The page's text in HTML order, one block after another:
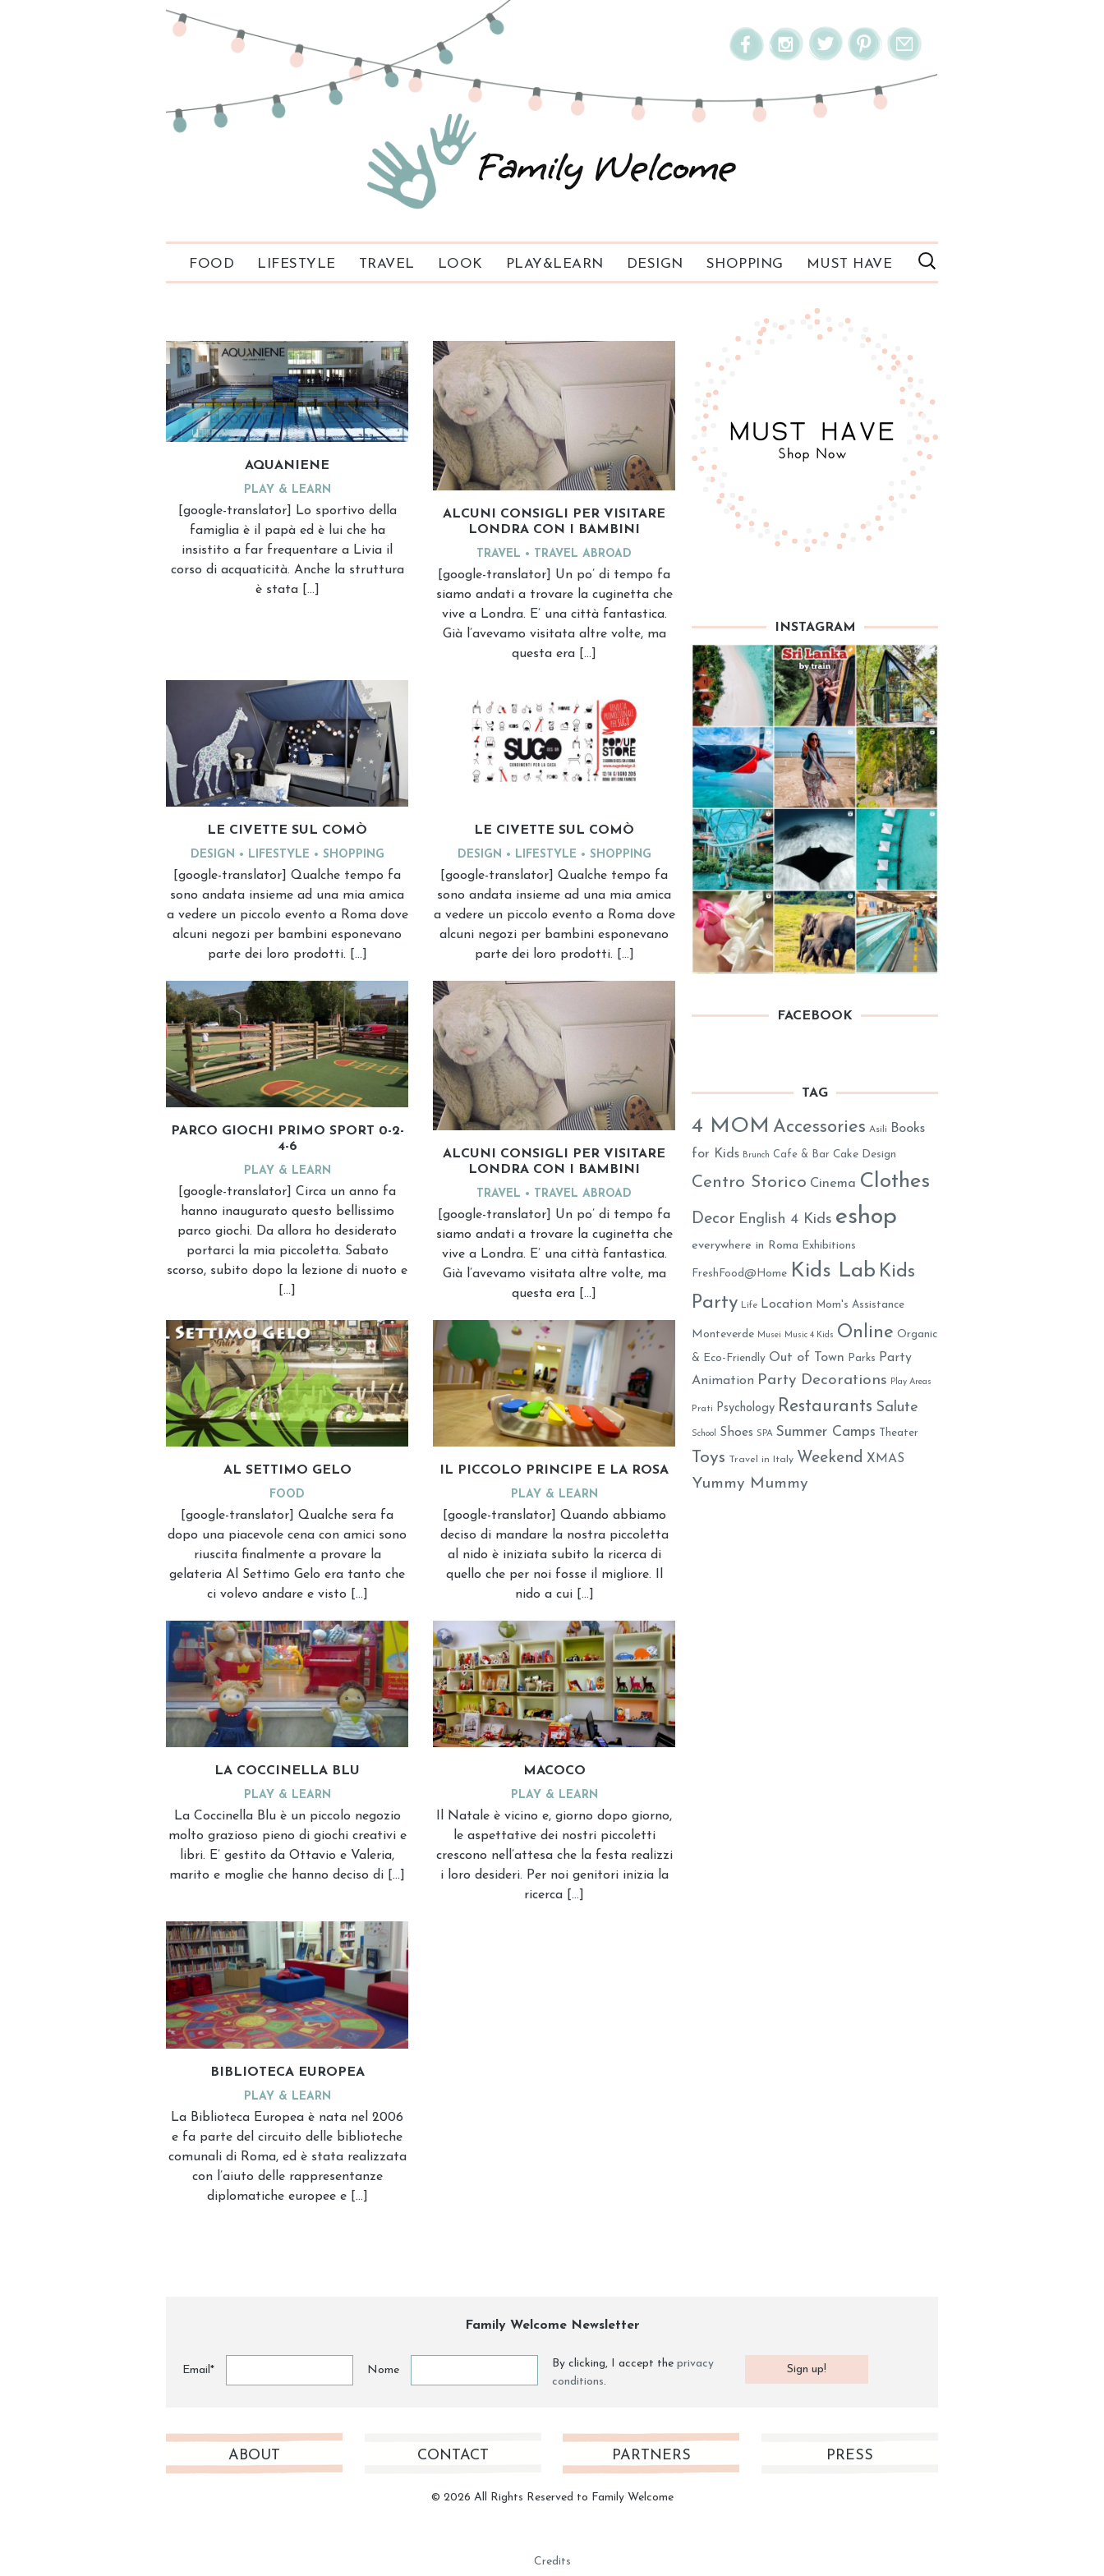
FOOD LIFESTYLE TRAVEL LOOK PLAY&LEARN DESIGN SHOPPING MUST HAVE
AQUANIENE
PLAY & LEARN
[google-translator] Lo sportivo della
famiglia è il papà ed è lui che ha
insistito a far frequentare a Livia il
corso di acquaticità. Anche la struttura
è stata […]
ALCUNI CONSIGLI PER VISITARE
LONDRA CON I BAMBINI
TRAVEL TRAVEL ABROAD
[google-translator] Un po’ di tempo fa
siamo andati a trovare la cuginetta che
vive a Londra. E’ una città fantastica.
Già l’avevamo visitata altre volte, ma
questa era […]
LE CIVETTE SUL COMÒ
DESIGN LIFESTYLE SHOPPING
[google-translator] Qualche tempo fa
sono andata insieme ad una mia amica
a vedere un piccolo evento a Roma dove
alcuni negozi per bambini esponevano
parte dei loro prodotti. […]
LE CIVETTE SUL COMÒ
DESIGN LIFESTYLE SHOPPING
[google-translator] Qualche tempo fa
sono andata insieme ad una mia amica
a vedere un piccolo evento a Roma dove
alcuni negozi per bambini esponevano
parte dei loro prodotti. […]
PARCO GIOCHI PRIMO SPORT 0-2-
4-6
PLAY & LEARN
[google-translator] Circa un anno fa
hanno inaugurato questo bellissimo
parco giochi. Da allora ho desiderato
portarci la mia piccoletta. Sabato
scorso, subito dopo la lezione di nuoto e
[…]
ALCUNI CONSIGLI PER VISITARE
LONDRA CON I BAMBINI
TRAVEL TRAVEL ABROAD
[google-translator] Un po’ di tempo fa
siamo andati a trovare la cuginetta che
vive a Londra. E’ una città fantastica.
Già l’avevamo visitata altre volte, ma
questa era […]
AL SETTIMO GELO
FOOD
[google-translator] Qualche sera fa
dopo una piacevole cena con amici sono
riuscita finalmente a provare la
gelateria Al Settimo Gelo era tanto che
ci volevo andare e visto […]
IL PICCOLO PRINCIPE E LA ROSA
PLAY & LEARN
[google-translator] Quando abbiamo
deciso di mandare la nostra piccoletta
al nido è iniziata subito la ricerca di
quello che per noi fosse il migliore. Il
nido a cui […]
LA COCCINELLA BLU
PLAY & LEARN
La Coccinella Blu è un piccolo negozio
molto grazioso pieno di giochi creativi e
libri. E’ gestito da Ottavio e Valeria,
marito e moglie che hanno deciso di […]
MACOCO
PLAY & LEARN
Il Natale è vicino e, giorno dopo giorno,
le aspettative dei nostri piccoletti
crescono nell’attesa che la festa realizzi
i loro desideri. Per noi genitori inizia la
ricerca […]
BIBLIOTECA EUROPEA
PLAY & LEARN
La Biblioteca Europea è nata nel 2006
e fa parte del circuito delle biblioteche
comunali di Roma, ed è stata realizzata
con l’aiuto delle rappresentanze
diplomatiche europee e […]
INSTAGRAM
FACEBOOK
TAG
4 MOM Accessories Asili
Books
for Kids Brunch Cafe & Bar Cake Design
Centro Storico Cinema Clothes
Decor English 4 Kids eshop
everywhere in Roma Exhibitions
FreshFood@Home Kids Lab Kids
Party Life Location Mom's Assistance
Monteverde Musei Music 4 Kids Online Organic
& Eco-Friendly Out of Town Parks
Party
Animation Party Decorations Play Areas
Prati Psychology Restaurants Salute
School Shoes SPA Summer Camps Theater
Toys Travel in Italy Weekend XMAS
Yummy Mummy
Family Welcome Newsletter
Email* Nome
By clicking, I accept the privacy
conditions.
ABOUT CONTACT PARTNERS PRESS
© 2026 All Rights Reserved to Family Welcome
Credits